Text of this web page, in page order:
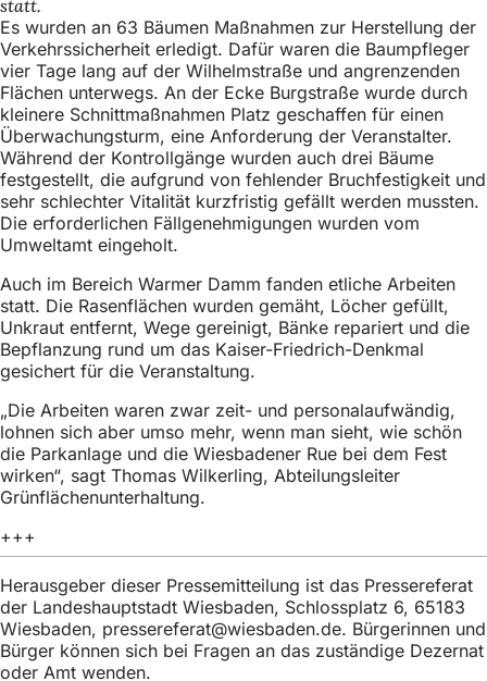
d
e
n
s
i
c
h
h
i
e
r
:
statt.
Es wurden an 63 Bäumen Maßnahmen zur Herstellung der
Verkehrssicherheit erledigt. Dafür waren die Baumpfleger
vier Tage lang auf der Wilhelmstraße und angrenzenden
Flächen unterwegs. An der Ecke Burgstraße wurde durch
kleinere Schnittmaßnahmen Platz geschaffen für einen
Überwachungsturm, eine Anforderung der Veranstalter.
Während der Kontrollgänge wurden auch drei Bäume
festgestellt, die aufgrund von fehlender Bruchfestigkeit und
sehr schlechter Vitalität kurzfristig gefällt werden mussten.
Die erforderlichen Fällgenehmigungen wurden vom
Umweltamt eingeholt.
Auch im Bereich Warmer Damm fanden etliche Arbeiten
statt. Die Rasenflächen wurden gemäht, Löcher gefüllt,
Unkraut entfernt, Wege gereinigt, Bänke repariert und die
Bepflanzung rund um das Kaiser-Friedrich-Denkmal
gesichert für die Veranstaltung.
„Die Arbeiten waren zwar zeit- und personalaufwändig,
lohnen sich aber umso mehr, wenn man sieht, wie schön
die Parkanlage und die Wiesbadener Rue bei dem Fest
wirken“, sagt Thomas Wilkerling, Abteilungsleiter
Grünflächenunterhaltung.
+++
Herausgeber dieser Pressemitteilung ist das Pressereferat
der Landeshauptstadt Wiesbaden, Schlossplatz 6, 65183
Wiesbaden, pressereferat wiesbaden de. Bürgerinnen und
Bürger können sich bei Fragen an das zuständige Dezernat
oder Amt wenden.